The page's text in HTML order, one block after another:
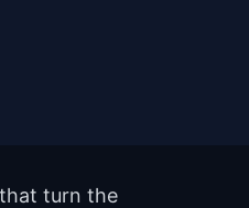
turn the